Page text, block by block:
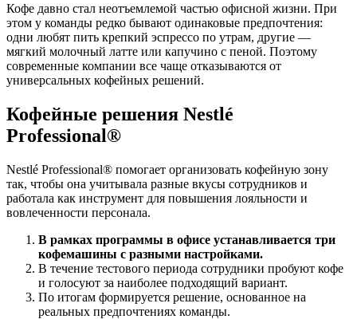
Кофе давно стал неотъемлемой частью офисной жизни. При
этом у команды редко бывают одинаковые предпочтения:
одни любят пить крепкий эспрессо по утрам, другие —
мягкий молочный латте или капучино с пеной. Поэтому
современные компании все чаще отказываются от
универсальных кофейных решений.
Кофейные решения Nestlé
Professional®
Nestlé Professional® помогает организовать кофейную зону
так, чтобы она учитывала разные вкусы сотрудников и
работала как инструмент для повышения лояльности и
вовлеченности персонала.
В рамках программы в офисе устанавливается три
кофемашины с разными настройками.
В течение тестового периода сотрудники пробуют кофе
и голосуют за наиболее подходящий вариант.
По итогам формируется решение, основанное на
реальных предпочтениях команды.